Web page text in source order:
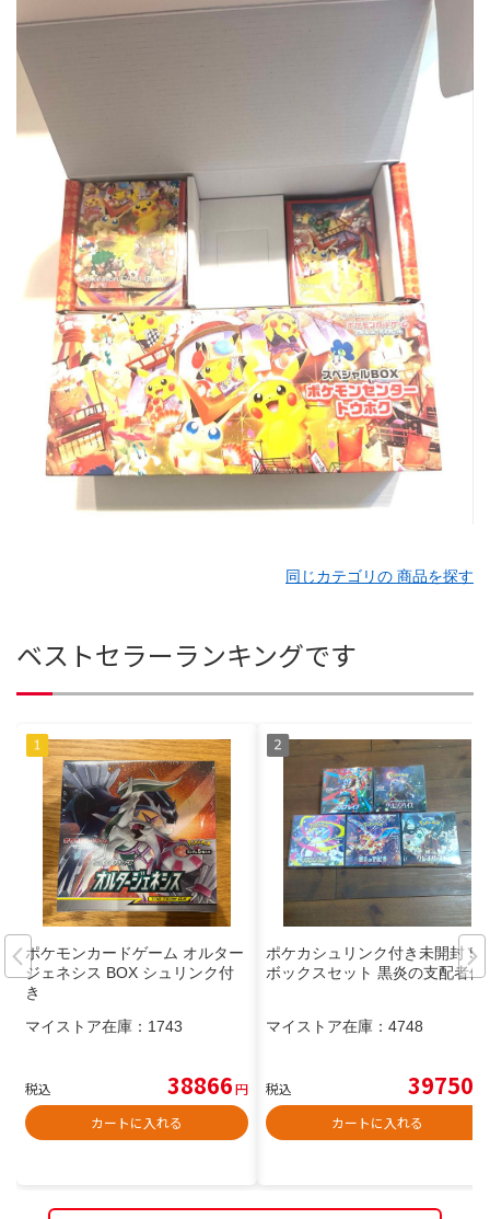
同じカテゴリの 商品を探す
ベストセラーランキングです
ポケモンカードゲーム オルター
ジェネシス BOX シュリンク付
き
マイストア在庫： 1743
税込 38866円
カートに入れる
ポケカシュリンク付き未開封 5
ボックスセット 黒炎の支配者他
マイストア在庫： 4748
税込 39750
カートに入れる